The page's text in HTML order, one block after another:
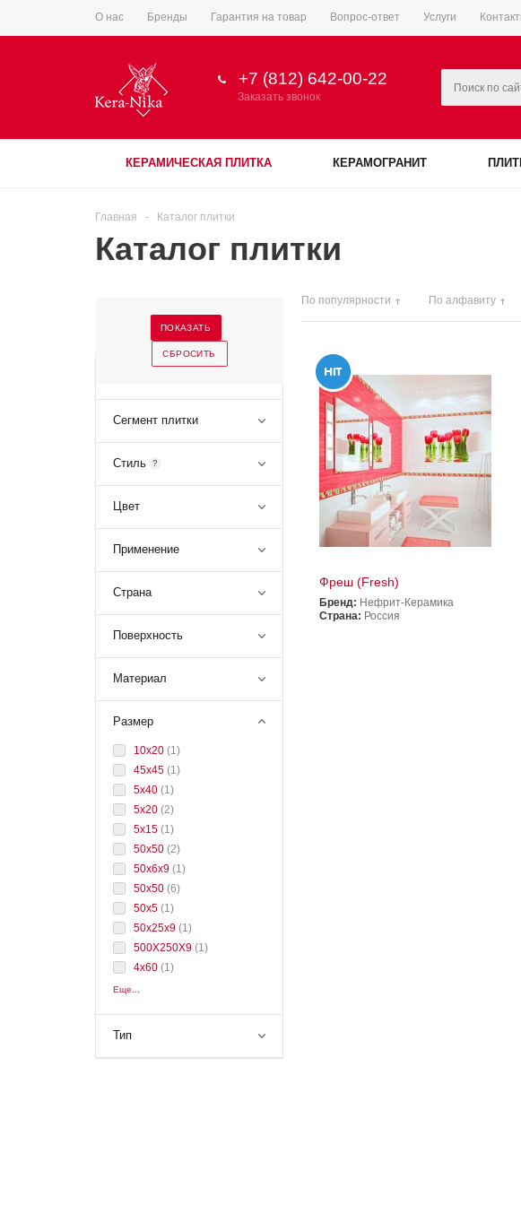
О нас Бренды Гарантия на товар Вопрос-ответ Услуги
+7 (812) 642-00-22
Заказать звонок
КЕРАМИЧЕСКАЯ ПЛИТКА КЕРАМОГРАНИТ
Главная - Каталог плитки
Каталог плитки
Сегмент плитки
Стиль ?
Цвет
Применение
Страна
Поверхность
Материал
Размер
10x20 (1)
45х45 (1)
5x40 (1)
5x20 (2)
5x15 (1)
50х50 (2)
50x6x9 (1)
50x50 (6)
50x5 (1)
50x25x9 (1)
500Х250Х9 (1)
4x60 (1)
Еще...
Тип
По популярности По алфавиту
Фреш (Fresh)
Бренд: Нефрит-Керамика
Страна: Россия